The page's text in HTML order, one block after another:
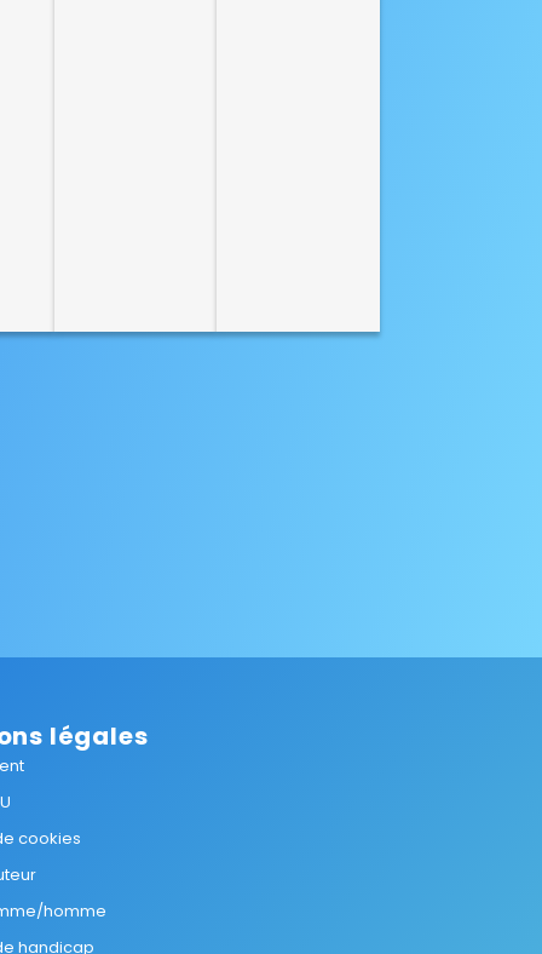
légales
cookies
homme
handicap